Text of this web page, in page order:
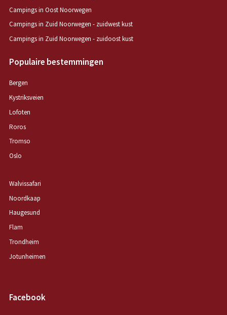
Campings in Oost Noorwegen
Campings in Zuid Noorwegen - zuidwest kust
Campings in Zuid Noorwegen - zuidoost kust
Populaire bestemmingen
Bergen
Kystriksveien
Lofoten
Roros
Tromso
Oslo
Walvissafari
Noordkaap
Haugesund
Flam
Trondheim
Jotunheimen
Facebook